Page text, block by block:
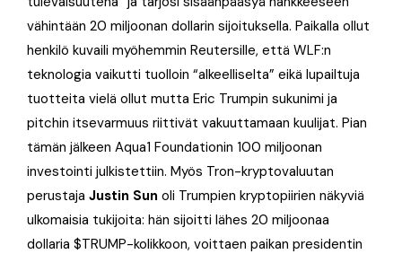
vähintään 20 miljoonan dollarin sijoituksella. Paikalla ollut
henkilö kuvaili myöhemmin Reutersille, että WLF:n
teknologia vaikutti tuolloin “alkeelliselta” eikä lupailtuja
tuotteita vielä ollut mutta Eric Trumpin sukunimi ja
pitchin itsevarmuus riittivät vakuuttamaan kuulijat. Pian
tämän jälkeen Aqua1 Foundationin 100 miljoonan
investointi julkistettiin. Myös Tron-kryptovaluutan
perustaja Justin Sun oli Trumpien kryptopiirien näkyviä
ulkomaisia tukijoita: hän sijoitti lähes 20 miljoonaa
dollaria $TRUMP-kolikkoon, voittaen paikan presidentin